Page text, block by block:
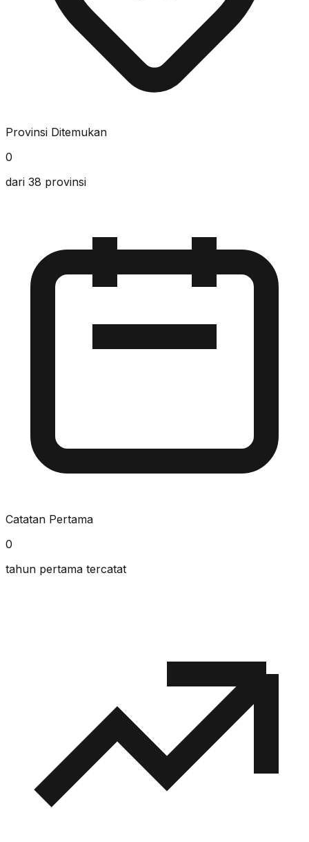
Provinsi Ditemukan
0
dari 38 provinsi
Catatan Pertama
0
tahun pertama tercatat